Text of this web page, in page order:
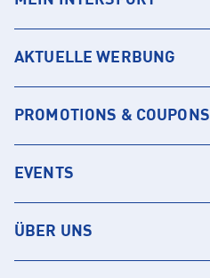
AKTUELLE WERBUNG
PROMOTIONS & COUPONS
EVENTS
ÜBER UNS